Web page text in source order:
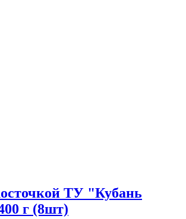
ТУ "Кубань
г (8шт)